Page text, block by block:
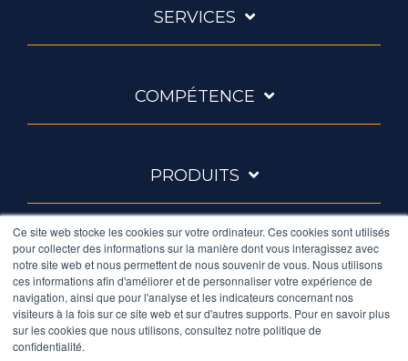
Ce site web stocke les cookies sur votre ordinateur. Ces cookies sont utilisés
pour collecter des informations sur la manière dont vous interagissez avec
notre site web et nous permettent de nous souvenir de vous. Nous utilisons
ces informations afin d'améliorer et de personnaliser votre expérience de
navigation, ainsi que pour l'analyse et les indicateurs concernant nos
visiteurs à la fois sur ce site web et sur d'autres supports. Pour en savoir plus
sur les cookies que nous utilisons, consultez notre politique de
confidentialité.
SERVICES
COMPÉTENCE
PRODUITS
À PROPOS
FacebookTwitter InstagramLinkedInYouTube